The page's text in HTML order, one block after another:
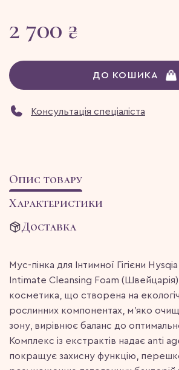
2 700 ₴
ДО КОШИКА
Консультація спеціаліста
Опис товару
Характеристики
Доставка
​Мус-пінка для Інтимної Гігієни
Intimate Cleansing Foam (Швейцарія)
косметика, що створена на
рослинних компонентах, м’яко
зону, вирівнює баланс до
Комплекс із екстрактів надає anti
покращує захисну функцію,